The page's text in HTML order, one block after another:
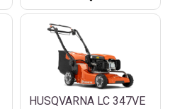
HUSQVARNA LC 347VE